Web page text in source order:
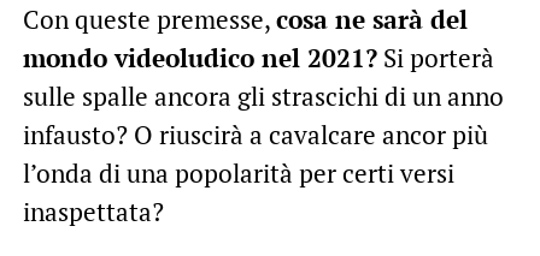
Con queste premesse,cosa ne sarà del
mondo videoludico nel 2021?Si porterà
sulle spalle ancora gli strascichi di un anno
infausto? O riuscirà a cavalcare ancor più
l’onda di una popolarità per certi versi
inaspettata?